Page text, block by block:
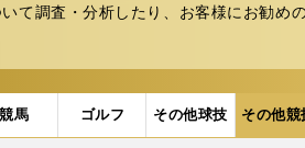
て調査・分析したり、お客様にお勧
競馬 ゴルフ その他球技 その他競